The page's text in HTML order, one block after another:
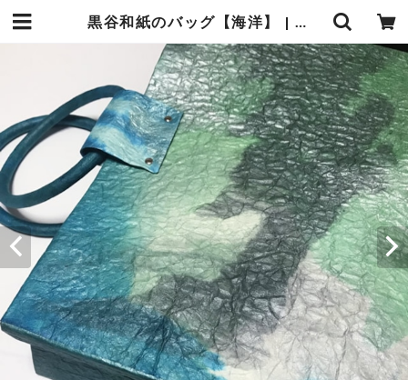
黒谷和紙のバッグ【海洋】 | 暮らしの中の和紙のかたち